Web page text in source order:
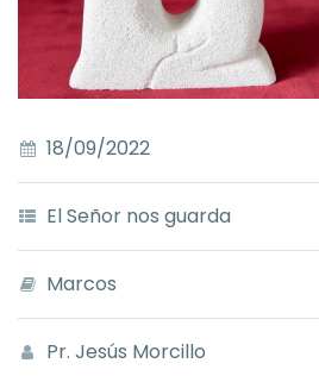
18/09/2022
El Señor nos guarda
Marcos
Pr. Jesús Morcillo